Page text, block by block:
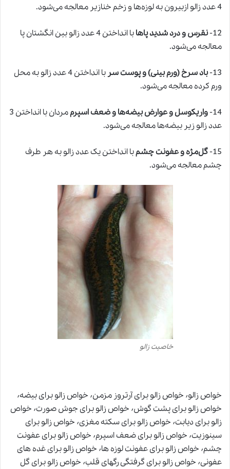
4 عدد زالو ازبیرون به لوزه‌ها وزخم خنازیر معالجه می‌شود.
12- نقرس و درد شدید پاهابا انداختن 4 عدد زالوبین انگشتان پا
معالجه می‌شود.
13- باد سرخ (ورم بینی) و پوست سر
با انداختن 4 عدد زالو به محل
ورم کرده معالجه می‌شود.
14- واریکوسل و عوارض بیضه‌ها و ضعف اسپرم
مردان با انداختن 3
عدد زالو زیر بیضه‌ها معالجه می‌شود.
15- گل‌مژه و عفونت چشمبا انداختن یک عدد زالو به هر طرف
چشم معالجه می‌شود.
خاصیت زالو
خواص زالو٬ خواص زالو برای آرتروز مزمن٬ خواص زالو برای بیضه٬
خواص زالو برای پشت گوش٬ خواص زالو برای جوش صورت٬ خواص
زالو برای دیابت٬ خواص زالو برای سکته مغزی٬ خواص زالو برای
سینوزیت٬ خواص زالو برای ضعف اسپرم٬ خواص زالو برای عفونت
چشم٬ خواص زالو برای عفونت لوزه ها٬ خواص زالو برای غده های
عفونی٬ خواص زالو برای گرفتگی رگهای قلب٬ خواص زالو برای گل